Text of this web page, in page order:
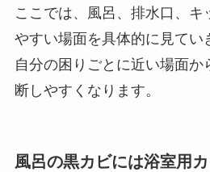
ここでは、風呂、排水口、キ
やすい場面を具体的に見てい
自分の困りごとに近い場面か
断しやすくなります。
風呂の黒カビには浴室用